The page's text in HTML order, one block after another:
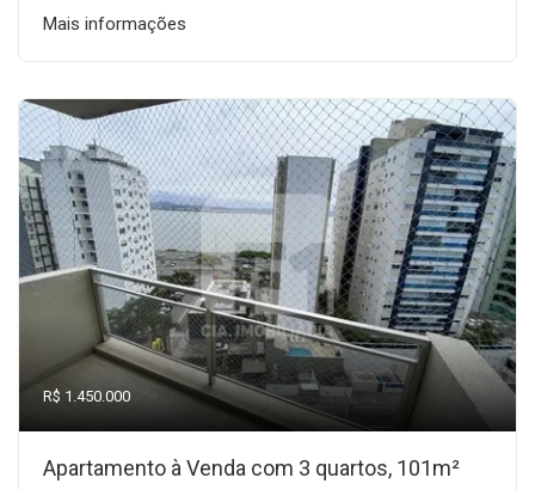
Mais informações
R$ 1.450.000
Apartamento à Venda com 3 quartos, 101m²